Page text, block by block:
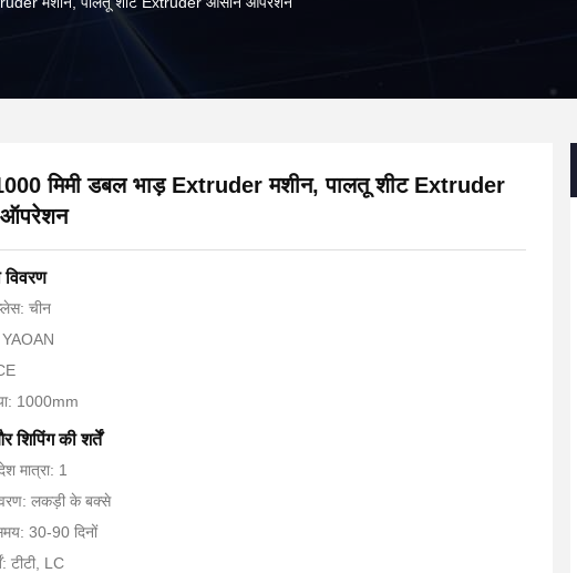
मिमी डबल भाड़ Extruder मशीन, पालतू शीट Extruder
विवरण
चीन
YAOAN
1000mm
शिपिंग की शर्तें
मात्रा: 1
लकड़ी के बक्से
30-90 दिनों
टीटी, LC